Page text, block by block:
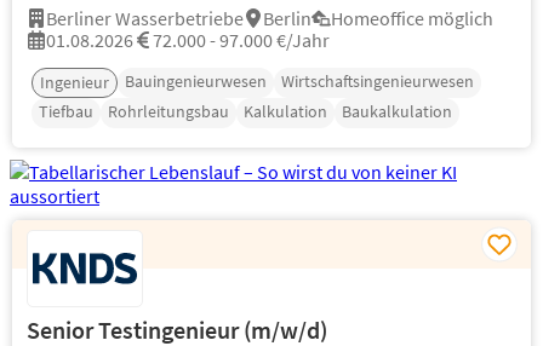
Berliner Wasserbetriebe Berlin
Homeoffice möglich
01.08.2026
72.000 - 97.000 €/Jahr
Ingenieur Bauingenieurwesen
Wirtschaftsingenieurwesen
Tiefbau
Rohrleitungsbau Kalkulation Baukalkulation
Senior Testingenieur (m/w/d)